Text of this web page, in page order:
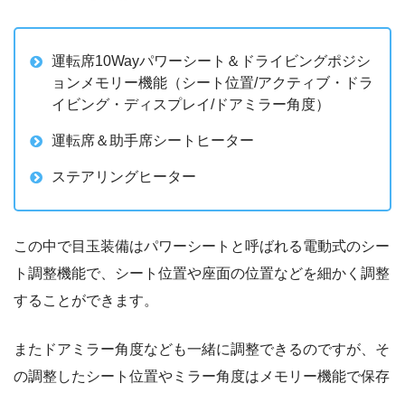
運転席10Wayパワーシート＆ドライビングポジシ
ョンメモリー機能（シート位置/アクティブ・ドラ
イビング・ディスプレイ/ドアミラー角度）
運転席＆助手席シートヒーター
ステアリングヒーター
この中で目玉装備はパワーシートと呼ばれる電動式のシー
ト調整機能で、シート位置や座面の位置などを細かく調整
することができます。
またドアミラー角度なども一緒に調整できるのですが、そ
の調整したシート位置やミラー角度はメモリー機能で保存